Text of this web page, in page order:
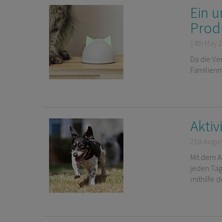
Ein
14th May
Da die
21st
Mit dem
jeden
mithilfe